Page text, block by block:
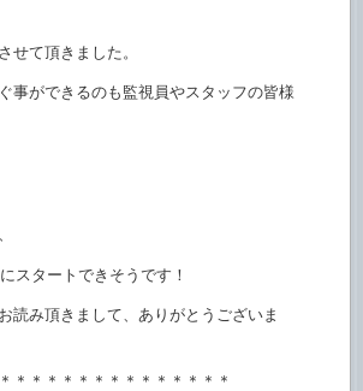
せて頂きました。
事ができるのも監視員やスタッフの皆様
スタートできそうです！
読み頂きまして、ありがとうございま
＊＊＊＊＊＊＊＊＊＊＊＊＊＊